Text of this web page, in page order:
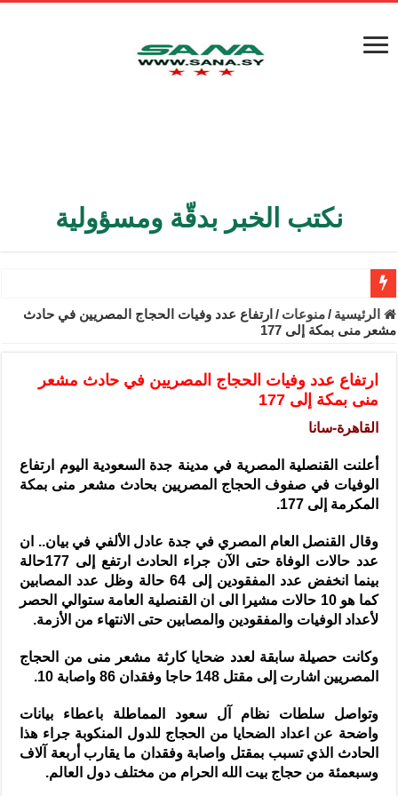
نكتب الخبر بدقّة ومسؤولية
الأمن الداخلي يعثر على مقبرة جماعية في ريف اللاذقية تضم 9 جثامين
الوزير الشيباني يبحث في باريس تعزيز الاستقرار في سوريا
برنية: مرسوم بإعفاء مستهلكي الكهرباء المنزلية والتجارية والصناعية
الرئيس الشرع يستقبل وفداً من أعضاء مجلسي النواب والشيوخ
المركزي يحذر من التعامل بالعملات الرقمية: غير قانونية وتنطوي على
وفد من الإدارة العامة لحرس الحدود السورية يزور تركيا لبحث سبل
هيئة المفقودين: توثيق 63 مقبرة جماعية وخطة لإطلاق منصة رقمية وبطاقة دعم- فيديو
الداخلية: منفذ تفجير حي الميسر بحلب صاحب سوابق ومدمن مخدرات
سوريا تبحث مع الإيسيسكو التعاون في البحث العلمي وحماية التراث
الرئيسية /منوعات / ارتفاع عدد وفيات الحجاج المصريين في حادث
مشعر منى بمكة إلى 177
ارتفاع عدد وفيات الحجاج المصريين في حادث مشعر
منى بمكة إلى 177
القاهرة-سانا
أعلنت القنصلية المصرية في مدينة جدة السعودية اليوم ارتفاع
الوفيات في صفوف الحجاج المصريين بحادث مشعر منى بمكة
المكرمة إلى 177.
وقال القنصل العام المصري في جدة عادل الألفي في بيان.. ان
عدد حالات الوفاة حتى الآن جراء الحادث ارتفع إلى 177حالة
بينما انخفض عدد المفقودين إلى 64 حالة وظل عدد المصابين
كما هو 10 حالات مشيرا الى ان القنصلية العامة ستوالي الحصر
لأعداد الوفيات والمفقودين والمصابين حتى الانتهاء من الأزمة.
وكانت حصيلة سابقة لعدد ضحايا كارثة مشعر منى من الحجاج
المصريين اشارت إلى مقتل 148 حاجا وفقدان 86 واصابة 10.
وتواصل سلطات نظام آل سعود المماطلة باعطاء بيانات
واضحة عن اعداد الضحايا من الحجاج للدول المنكوبة جراء هذا
الحادث الذي تسبب بمقتل واصابة وفقدان ما يقارب أربعة آلاف
وسبعمئة من حجاج بيت الله الحرام من مختلف دول العالم.